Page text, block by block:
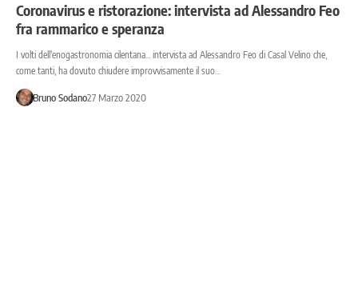
Coronavirus e ristorazione: intervista ad Alessandro Feo
fra rammarico e speranza
I volti dell'enogastronomia cilentana... intervista ad Alessandro Feo di Casal Velino che,
come tanti, ha dovuto chiudere improvvisamente il suo…
Bruno Sodano27 Marzo 2020